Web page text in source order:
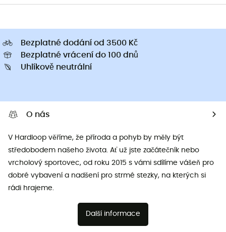
Bezplatné dodání od 3500 Kč
Bezplatné vrácení do 100 dnů
Uhlíkově neutrální
O nás
V Hardloop věříme, že příroda a pohyb by měly být
středobodem našeho života. Ať už jste začátečník nebo
vrcholový sportovec, od roku 2015 s vámi sdílíme vášeň pro
dobré vybavení a nadšení pro strmé stezky, na kterých si
rádi hrajeme.
Další informace